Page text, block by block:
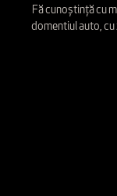
Fă cunoștință cu
domentiul auto, cu